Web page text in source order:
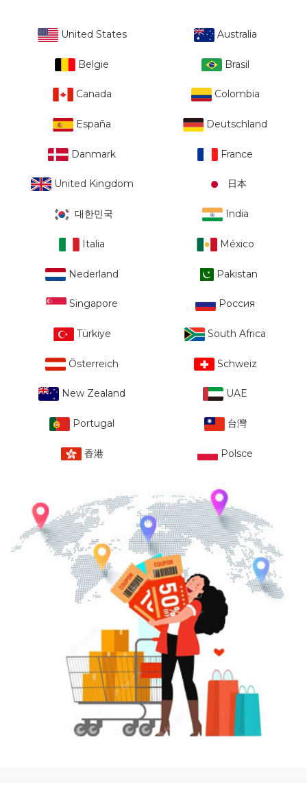
United States Australia
Belgie Brasil
Canada Colombia
España Deutschland
Danmark France
United Kingdom 日本
대한민국 India
Italia México
Nederland Pakistan
Singapore Россия
Türkiye South Africa
Österreich Schweiz
New Zealand UAE
Portugal 台灣
香港 Polsce